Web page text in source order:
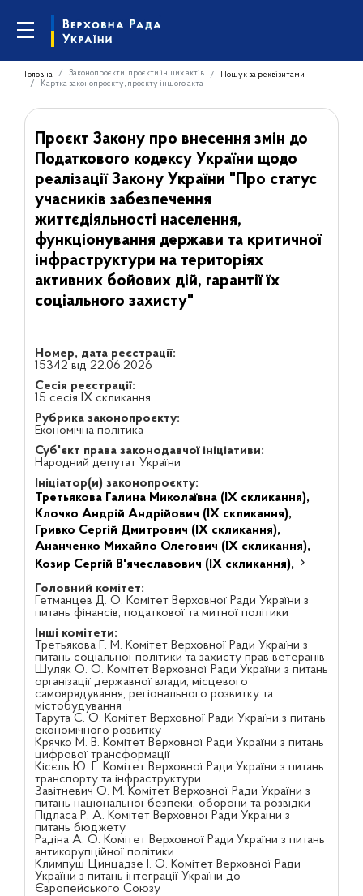
Головна Законопроєкти, проєкти інших актів
Пошук за реквізитами
Картка законопроєкту, проєкту іншого акта
Проєкт Закону про внесення змін до
Податкового кодексу України щодо
реалізації Закону України "Про статус
учасників забезпечення
життєдіяльності населення,
функціонування держави та критичної
інфраструктури на територіях
активних бойових дій, гарантії їх
соціального захисту"
Номер, дата реєстрації:
15342 від 22.06.2026
Сесія реєстрації:
15 сесія IX скликання
Рубрика законопроєкту:
Економічна політика
Суб'єкт права законодавчої ініціативи:
Народний депутат України
Ініціатор(и) законопроєкту:
Третьякова Галина Миколаївна (IX скликання),
Клочко Андрій Андрійович (IX скликання),
Гривко Сергій Дмитрович (IX скликання),
Ананченко Михайло Олегович (IX скликання),
Козир Сергій В'ячеславович (IX скликання),
Головний комітет:
Гетманцев Д. О. Комітет Верховної Ради України з
питань фінансів, податкової та митної політики
Інші комітети:
Третьякова Г. М. Комітет Верховної Ради України з
питань соціальної політики та захисту прав ветеранів
Шуляк О. О. Комітет Верховної Ради України з питань
організації державної влади, місцевого
самоврядування, регіонального розвитку та
містобудування
Тарута С. О. Комітет Верховної Ради України з питань
економічного розвитку
Крячко М. В. Комітет Верховної Ради України з питань
цифрової трансформації
Кісєль Ю. Г. Комітет Верховної Ради України з питань
транспорту та інфраструктури
Завітневич О. М. Комітет Верховної Ради України з
питань національної безпеки, оборони та розвідки
Підласа Р. А. Комітет Верховної Ради України з
питань бюджету
Радіна А. О. Комітет Верховної Ради України з питань
антикорупційної політики
Климпуш-Цинцадзе І. О. Комітет Верховної Ради
України з питань інтеграції України до
Європейського Союзу